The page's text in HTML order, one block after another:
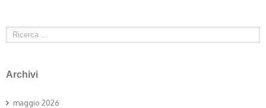
Archivi
maggio 2026